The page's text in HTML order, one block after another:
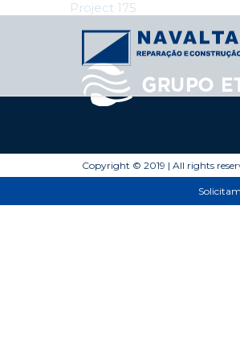
Post
navigation
Project 175
Copyright © 2019 | All rights